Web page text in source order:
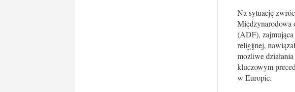
Na sytuację
Międzynarodowa
(ADF), zajmująca
religijnej,
możliwe
kluczowym
w Europie.